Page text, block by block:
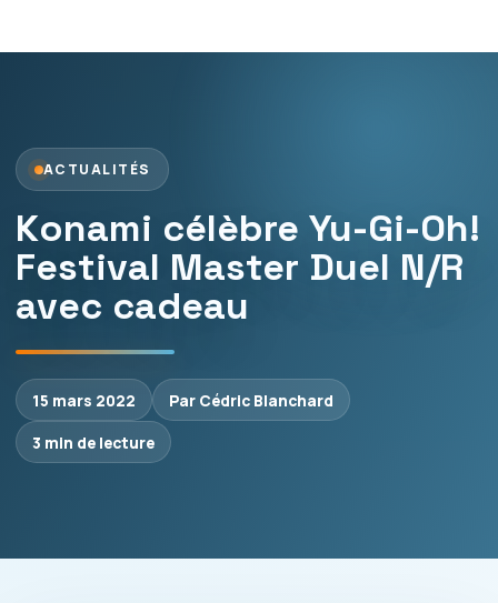
ACTUALITÉS
Konami célèbre Yu-Gi-Oh!
Festival Master Duel N/R
avec cadeau
15 mars 2022
Par Cédric Blanchard
3 min de lecture